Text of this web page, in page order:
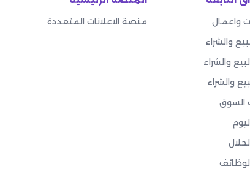
واعمال
والشراء
والشراء
والشراء
السوق
منصة الاعلانات المتعددة